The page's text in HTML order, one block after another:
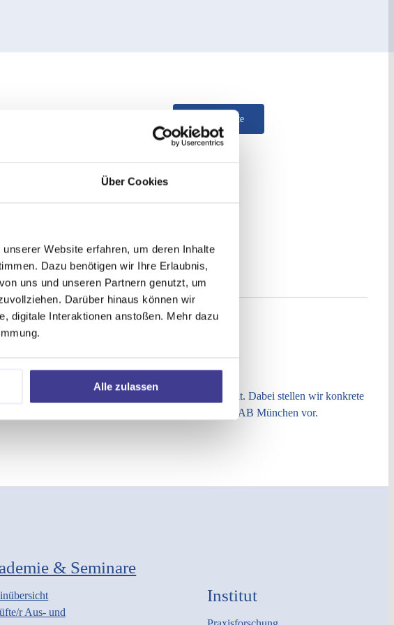
Über Cookies
Website erfahren, um deren Inhalte
Dazu benötigen wir Ihre Erlaubnis,
uns und unseren Partnern genutzt, um
Darüber hinaus können wir
digitale Interaktionen anstoßen. Mehr dazu
Alle zulassen
Literaturliste
mit den GAB Linien Einblick in unsere aktuelle Arbeit. Dabei stellen wir konkrete
Erfahrungen aus den vielfältigen Projekten der GAB München vor.
& Seminare
r Aus- und
Institut